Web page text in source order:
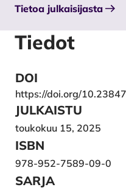
Tietoa julkaisijasta
Tiedot
DOI
https://doi.org/
JULKAISTU
toukokuu 15, 2025
ISBN
978-952-7589-09-0
SARJA